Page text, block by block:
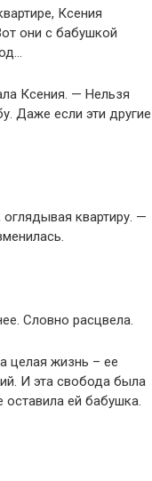
Ксения
они с бабушкой
Ксения. — Нельзя
Даже если эти другие
квартиру. —
Словно расцвела.
целая жизнь – ее
И эта свобода была
ей бабушка.